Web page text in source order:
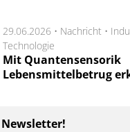
29.06.2026 • Nachricht •
Technologie
Mit Quantensensorik
Lebensmittelbetrug